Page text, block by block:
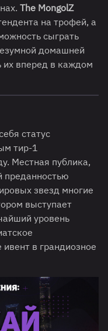
The MongolZ
на трофей, а
сыграть
домашней
их вперед в каждом
статус
тир-1
Местная публика,
преданностью
звезд многие
выступает
уровень
в грандиозное